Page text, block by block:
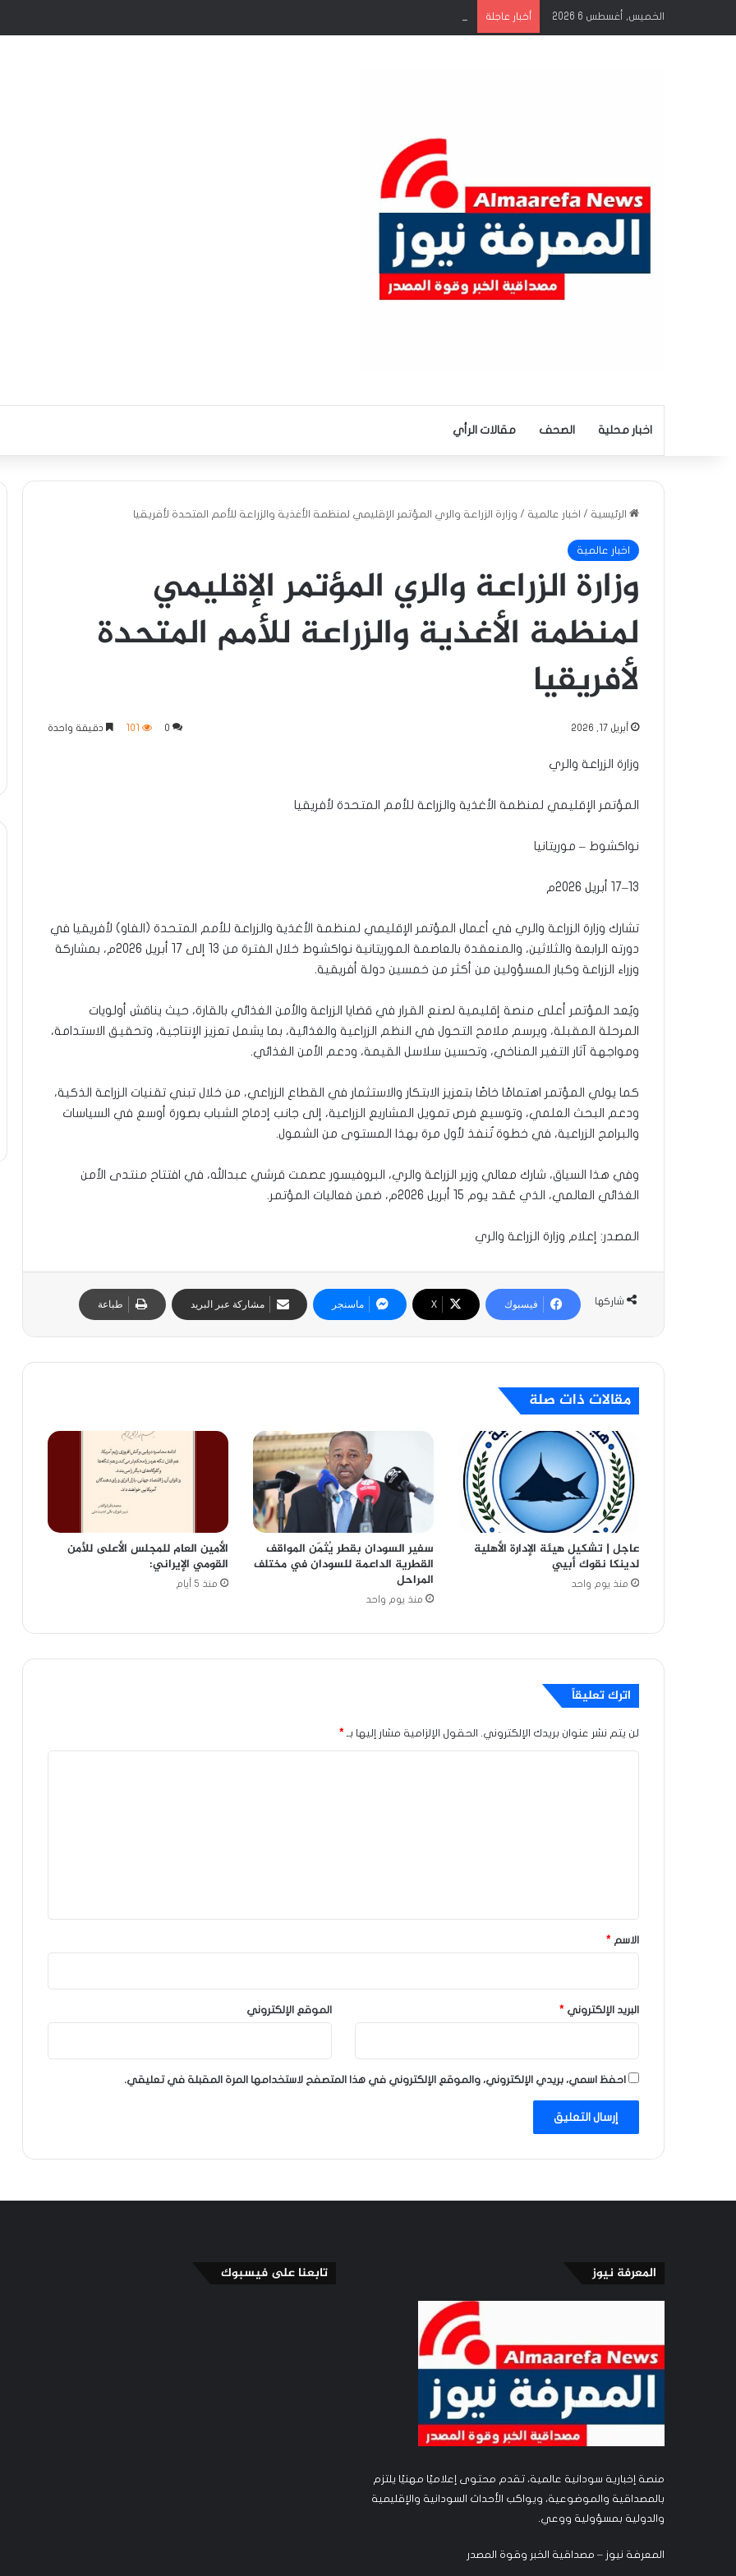
الخميس, أغسطس 6 2026 أخبار عاجلة
اخبار محلية الصحف مقالات الرأي
الرئيسية / اخبار عالمية / وزارة الزراعة والري المؤتمر الإقليمي لمنظمة الأغذية والزراعة للأمم المتحدة لأفريقيا
اخبار عالمية
وزارة الزراعة والري المؤتمر الإقليمي
لمنظمة الأغذية والزراعة للأمم المتحدة
لأفريقيا
أبريل 17, 2026 0
101 دقيقة واحدة
وزارة الزراعة والري
المؤتمر الإقليمي لمنظمة الأغذية والزراعة للأمم المتحدة لأفريقيا
نواكشوط – موريتانيا
13–17 أبريل 2026م
تشارك وزارة الزراعة والري في أعمال المؤتمر الإقليمي لمنظمة الأغذية والزراعة للأمم المتحدة (الفاو) لأفريقيا في
دورته الرابعة والثلاثين، والمنعقدة بالعاصمة الموريتانية نواكشوط خلال الفترة من 13 إلى 17 أبريل 2026م، بمشاركة
وزراء الزراعة وكبار المسؤولين من أكثر من خمسين دولة أفريقية.
ويُعد المؤتمر أعلى منصة إقليمية لصنع القرار في قضايا الزراعة والأمن الغذائي بالقارة، حيث يناقش أولويات
المرحلة المقبلة، ويرسم ملامح التحول في النظم الزراعية والغذائية، بما يشمل تعزيز الإنتاجية، وتحقيق الاستدامة،
ومواجهة آثار التغير المناخي، وتحسين سلاسل القيمة، ودعم الأمن الغذائي.
كما يولي المؤتمر اهتمامًا خاصًا بتعزيز الابتكار والاستثمار في القطاع الزراعي، من خلال تبني تقنيات الزراعة الذكية،
ودعم البحث العلمي، وتوسيع فرص تمويل المشاريع الزراعية، إلى جانب إدماج الشباب بصورة أوسع في السياسات
والبرامج الزراعية، في خطوة تُنفذ لأول مرة بهذا المستوى من الشمول.
وفي هذا السياق، شارك معالي وزير الزراعة والري، البروفيسور عصمت قرشي عبدالله، في افتتاح منتدى الأمن
الغذائي العالمي، الذي عُقد يوم 15 أبريل 2026م، ضمن فعاليات المؤتمر.
المصدر: إعلام وزارة الزراعة والري
شاركها فيسبوك ‫X ماسنجر مشاركة عبر البريد طباعة
مقالات ذات صلة
عاجل | تشكيل هيئة الإدارة الأهلية
لدينكا نقوك أبيي
منذ يوم واحد
سفير السودان بقطر يُثمّن المواقف
القطرية الداعمة للسودان في مختلف
المراحل
منذ يوم واحد
الأمين العام للمجلس الأعلى للأمن
القومي الإيراني:
منذ 5 أيام
اترك تعليقاً
لن يتم نشر عنوان بريدك الإلكتروني. الحقول الإلزامية مشار إليها بـ *
*الاسم *
البريد الإلكتروني * الموقع الإلكتروني
احفظ اسمي، بريدي الإلكتروني، والموقع الإلكتروني في هذا المتصفح لاستخدامها المرة المقبلة في تعليقي.
المعرفة نيوز
منصة إخبارية سودانية عالمية، تقدم محتوى إعلاميًا مهنيًا يلتزم
بالمصداقية والموضوعية، ويواكب الأحداث السودانية والإقليمية
والدولية بمسؤولية ووعي.
المعرفة نيوز – مصداقية الخبر وقوة المصدر
تابعنا على فيسبوك